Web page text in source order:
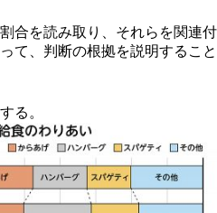
合を読み取り、それらを関連付
て、判断の根拠を説明すること
る。